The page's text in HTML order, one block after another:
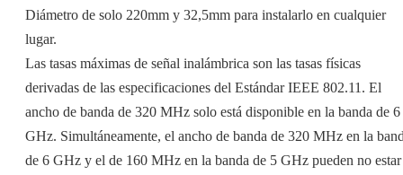
Diámetro de solo 220mm y 32,5mm para instalarlo en cualquier
lugar.
Las tasas máximas de señal inalámbrica son las tasas físicas
derivadas de las especificaciones del Estándar IEEE 802.11. El
ancho de banda de 320 MHz solo está disponible en la banda de 6
GHz. Simultáneamente, el ancho de banda de 320 MHz en la
de 6 GHz y el de 160 MHz en la banda de 5 GHz pueden no estar